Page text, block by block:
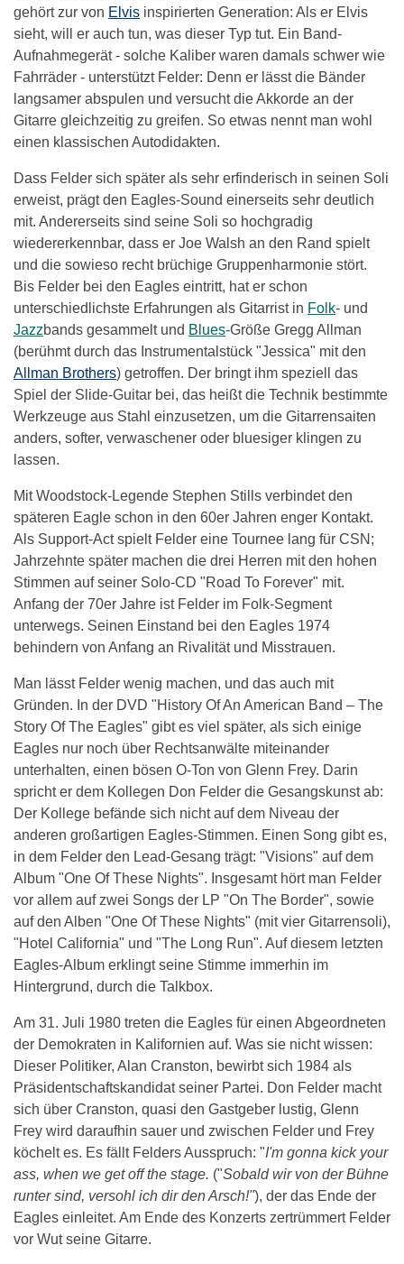
gehört zur von Elvis inspirierten Generation: Als er Elvis
sieht, will er auch tun, was dieser Typ tut. Ein Band-
Aufnahmegerät - solche Kaliber waren damals schwer wie
Fahrräder - unterstützt Felder: Denn er lässt die Bänder
langsamer abspulen und versucht die Akkorde an der
Gitarre gleichzeitig zu greifen. So etwas nennt man wohl
einen klassischen Autodidakten.
Dass Felder sich später als sehr erfinderisch in seinen Soli
erweist, prägt den Eagles-Sound einerseits sehr deutlich
mit. Andererseits sind seine Soli so hochgradig
wiedererkennbar, dass er Joe Walsh an den Rand spielt
und die sowieso recht brüchige Gruppenharmonie stört.
Bis Felder bei den Eagles eintritt, hat er schon
unterschiedlichste Erfahrungen als Gitarrist in Folk- und
Jazzbands gesammelt und Blues-Größe Gregg Allman
(berühmt durch das Instrumentalstück "Jessica" mit den
Allman Brothers) getroffen. Der bringt ihm speziell das
Spiel der Slide-Guitar bei, das heißt die Technik bestimmte
Werkzeuge aus Stahl einzusetzen, um die Gitarrensaiten
anders, softer, verwaschener oder bluesiger klingen zu
lassen.
Mit Woodstock-Legende Stephen Stills verbindet den
späteren Eagle schon in den 60er Jahren enger Kontakt.
Als Support-Act spielt Felder eine Tournee lang für CSN;
Jahrzehnte später machen die drei Herren mit den hohen
Stimmen auf seiner Solo-CD "Road To Forever" mit.
Anfang der 70er Jahre ist Felder im Folk-Segment
unterwegs. Seinen Einstand bei den Eagles 1974
behindern von Anfang an Rivalität und Misstrauen.
Man lässt Felder wenig machen, und das auch mit
Gründen. In der DVD "History Of An American Band – The
Story Of The Eagles" gibt es viel später, als sich einige
Eagles nur noch über Rechtsanwälte miteinander
unterhalten, einen bösen O-Ton von Glenn Frey. Darin
spricht er dem Kollegen Don Felder die Gesangskunst ab:
Der Kollege befände sich nicht auf dem Niveau der
anderen großartigen Eagles-Stimmen. Einen Song gibt es,
in dem Felder den Lead-Gesang trägt: "Visions" auf dem
Album "One Of These Nights". Insgesamt hört man Felder
vor allem auf zwei Songs der LP "On The Border", sowie
auf den Alben "One Of These Nights" (mit vier Gitarrensoli),
"Hotel California" und "The Long Run". Auf diesem letzten
Eagles-Album erklingt seine Stimme immerhin im
Hintergrund, durch die Talkbox.
Am 31. Juli 1980 treten die Eagles für einen Abgeordneten
der Demokraten in Kalifornien auf. Was sie nicht wissen:
Dieser Politiker, Alan Cranston, bewirbt sich 1984 als
Präsidentschaftskandidat seiner Partei. Don Felder macht
sich über Cranston, quasi den Gastgeber lustig, Glenn
Frey wird daraufhin sauer und zwischen Felder und Frey
köchelt es. Es fällt Felders Ausspruch: "I'm gonna kick your
ass, when we get off the stage. ("Sobald wir von der Bühne
runter sind, versohl ich dir den Arsch!"), der das Ende der
Eagles einleitet. Am Ende des Konzerts zertrümmert Felder
vor Wut seine Gitarre.